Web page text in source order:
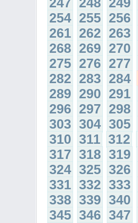
247 248 249
254 255 256
261 262 263
268 269 270
275 276 277
282 283 284
289 290 291
296 297 298
303 304 305
310 311 312
317 318 319
324 325 326
331 332 333
338 339 340
345 346 347